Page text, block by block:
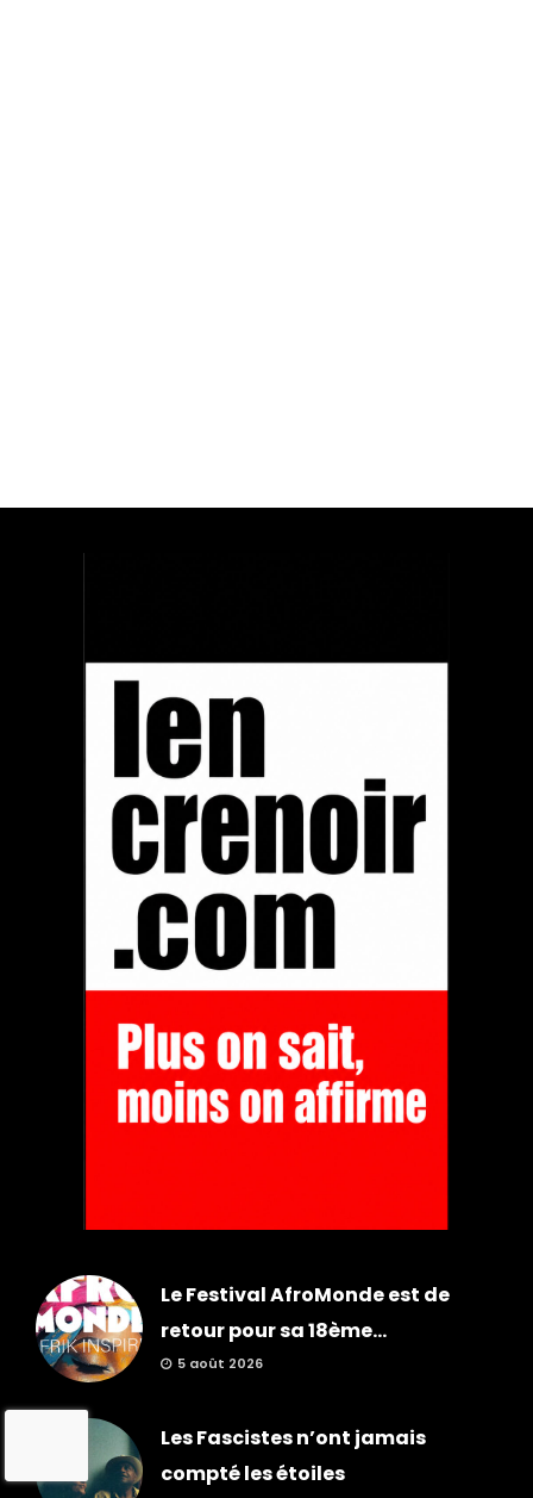
Le Festival AfroMonde est de
retour pour sa 18ème...
5 août 2026
Les Fascistes n’ont jamais
compté les étoiles